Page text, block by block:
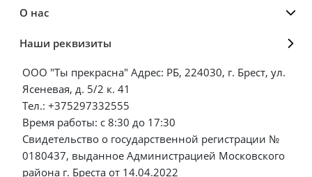
О нас
Наши реквизиты
ООО "Ты прекрасна" Адрес: РБ, 224030, г. Брест, ул.
Ясеневая, д. 5/2 к. 41
Тел.: +375297332555
Время работы: с 8:30 до 17:30
Свидетельство о государственной регистрации №
0180437, выданное Администрацией Московского
района г. Бреста от 14.04.2022